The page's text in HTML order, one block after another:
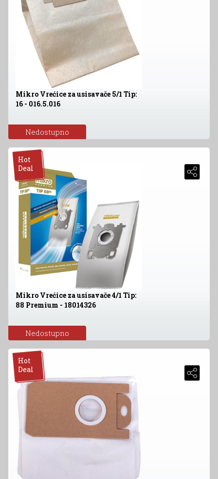
Mikro Vrećice za usisavače 5/1 Tip:
16 - 016.5.016
Nedostupno
Hot
Deal
Mikro Vrećice za usisavače 4/1 Tip:
88 Premium - 18014326
Nedostupno
Hot
Deal